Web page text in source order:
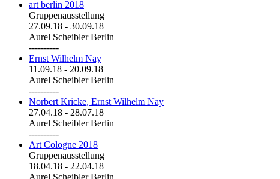
art berlin 2018
Gruppenausstellung
27.09.18 - 30.09.18
Aurel Scheibler Berlin
----------
Ernst Wilhelm Nay
11.09.18 - 20.09.18
Aurel Scheibler Berlin
----------
Norbert Kricke, Ernst Wilhelm Nay
27.04.18 - 28.07.18
Aurel Scheibler Berlin
----------
Art Cologne 2018
Gruppenausstellung
18.04.18 - 22.04.18
Aurel Scheibler Berlin